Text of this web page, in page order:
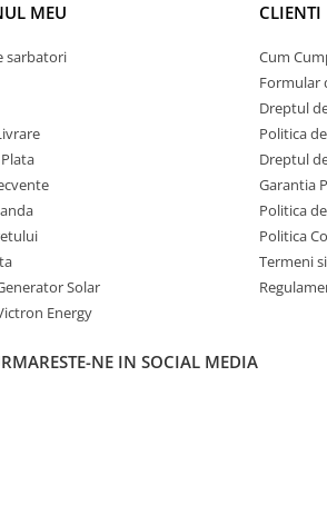
MEU
sarbatori
Solar
Energy
CLIENTI
Cum
Formular
Dreptul
Politica
Dreptul
Garantia
Politica
Politica
Termeni
NE IN SOCIAL MEDIA